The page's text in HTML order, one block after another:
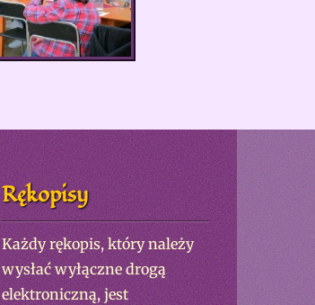
Rękopisy
Każdy rękopis, który należy
wysłać wyłączne drogą
elektroniczną, jest